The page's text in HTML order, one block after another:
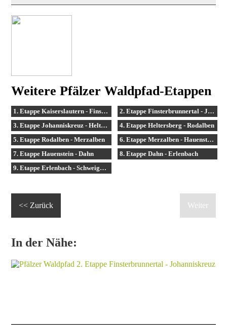
Weitere Pfälzer Waldpfad-Etappen
1. Etappe Kaiserslautern - Finsterbrunnertal
2. Etappe Finsterbrunnertal - Johanniskreuz
3. Etappe Johanniskreuz - Heltersberg
4. Etappe Heltersberg - Rodalben
5. Etappe Rodalben - Merzalben
6. Etappe Merzalben - Hauenstein
7. Etappe Hauenstein - Dahn
8. Etappe Dahn - Erlenbach
9. Etappe Erlenbach - Schweigen-Rechtenbach
<< Zurück Weiter
In der Nähe: